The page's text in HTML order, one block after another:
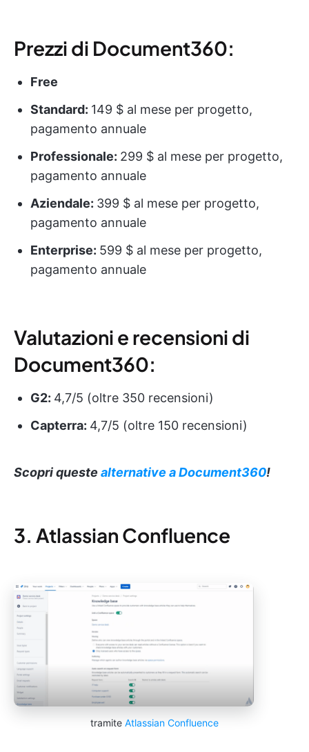
Prezzi di Document360:
Free
Standard: 149 $ al mese per progetto,
pagamento annuale
Professionale: 299 $ al mese per progetto,
pagamento annuale
Aziendale: 399 $ al mese per progetto,
pagamento annuale
Enterprise: 599 $ al mese per progetto,
pagamento annuale
Valutazioni e recensioni di
Document360:
G2: 4,7/5 (oltre 350 recensioni)
Capterra: 4,7/5 (oltre 150 recensioni)
Scopri queste alternative a Document360!
3. Atlassian Confluence
tramite Atlassian Confluence